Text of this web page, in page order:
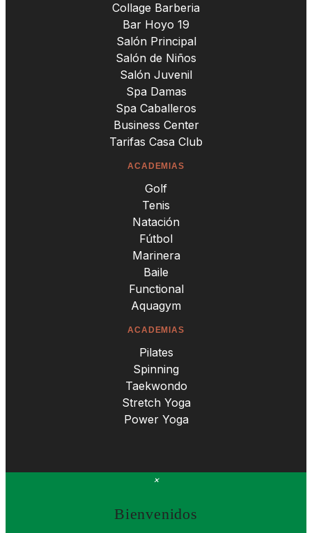
Collage Barberia
Bar Hoyo 19
Salón Principal
Salón de Niños
Salón Juvenil
Spa Damas
Spa Caballeros
Business Center
Tarifas Casa Club
ACADEMIAS
Golf
Tenis
Natación
Fútbol
Marinera
Baile
Functional
Aquagym
ACADEMIAS
Pilates
Spinning
Taekwondo
Stretch Yoga
Power Yoga
×
Bienvenidos